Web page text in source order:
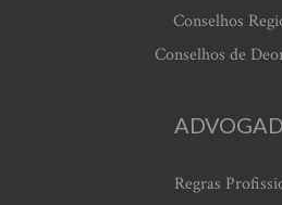
Conselhos
Conselhos de
Regras